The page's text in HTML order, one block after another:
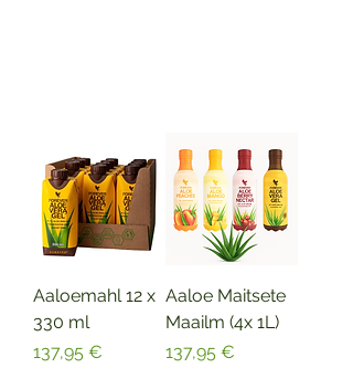
Aaloemahl 12 x
330 ml
Price
137,95 €
Aaloe Maitsete
Maailm (4x 1L)
Price
137,95 €